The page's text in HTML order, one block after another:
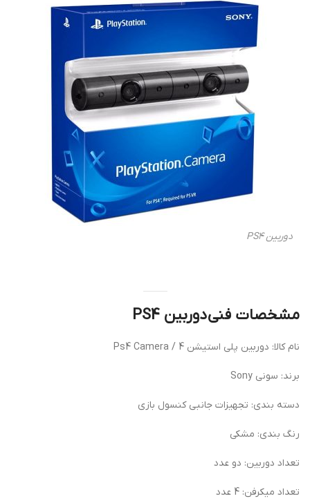
دوربین PS4
مشخصات فنی دوربین PS4
نام کالا: دوربین پلی استیشن 4 / Ps4 Camera
برند: سونی Sony
دسته بندی: تجهیزات جانبی کنسول بازی
رنگ بندی: مشکی
تعداد دوربین: دو عدد
تعداد میکرفن: 4 عدد